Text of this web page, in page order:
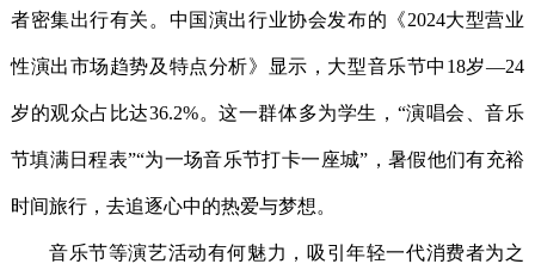
者密集出行有关。中国演出行业协会发布的《2024大型营业
性演出市场趋势及特点分析》显示，大型音乐节中18岁—24
岁的观众占比达36.2%。这一群体多为学生，“演唱会、音乐
节填满日程表”“为一场音乐节打卡一座城”，暑假他们有充裕
时间旅行，去追逐心中的热爱与梦想。
音乐节等演艺活动有何魅力，吸引年轻一代消费者为之